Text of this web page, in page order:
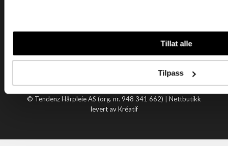
Tillat alle
Tilpass
Om oss
Handle hos oss
© Tendenz Hårpleie AS (org. nr. 948 341 662) | Nettbutikk
levert av Kréatif